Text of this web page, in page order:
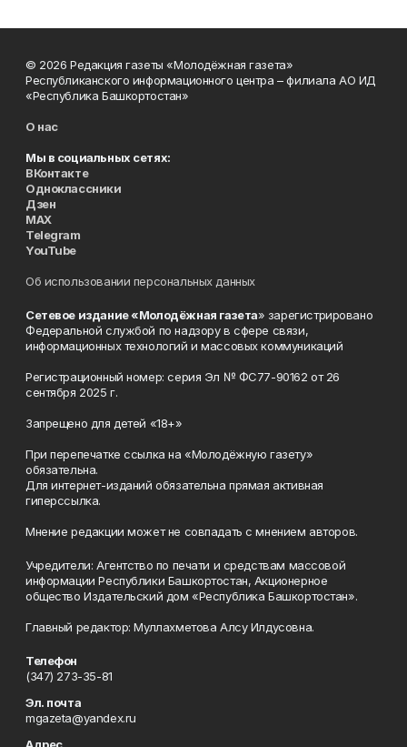
© 2026 Редакция газеты «Молодёжная газета»
Республиканского информационного центра – филиала АО ИД
«Республика Башкортостан»
О нас
Мы в социальных сетях:
ВКонтакте
Одноклассники
Дзен
MAX
Telegram
YouTube
Об использовании персональных данных
Сетевое издание «Молодёжная газета» зарегистрировано
Федеральной службой по надзору в сфере связи,
информационных технологий и массовых коммуникаций
Регистрационный номер: серия Эл № ФС77-90162 от 26
сентября 2025 г.
Запрещено для детей «18+»
При перепечатке ссылка на «Молодёжную газету»
обязательна.
Для интернет-изданий обязательна прямая активная
гиперссылка.
Мнение редакции может не совпадать с мнением авторов.
Учредители: Агентство по печати и средствам массовой
информации Республики Башкортостан, Акционерное
общество Издательский дом «Республика Башкортостан».
Главный редактор: Муллахметова Алсу Илдусовна.
Телефон
(347) 273-35-81
Эл. почта
mgazeta@yandex.ru